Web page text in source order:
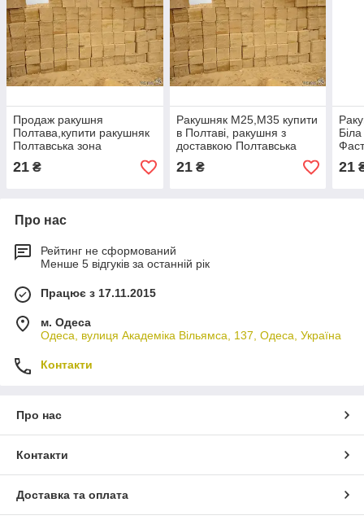
Продаж ракушня
Полтава,купити ракушняк
Полтавська зона
21 ₴
Ракушняк М25,М35 купити
в Полтаві, ракушня з
доставкою Полтавська
21₴ 21
Про нас
Рейтинг не сформований
Менше 5 відгуків за останній рік
Працює з 17.11.2015
м. Одеса
Одеса, вулиця Академіка Вільямса, 137, Одеса, Україна
Контакти
Про нас
Контакти
Доставка та оплата